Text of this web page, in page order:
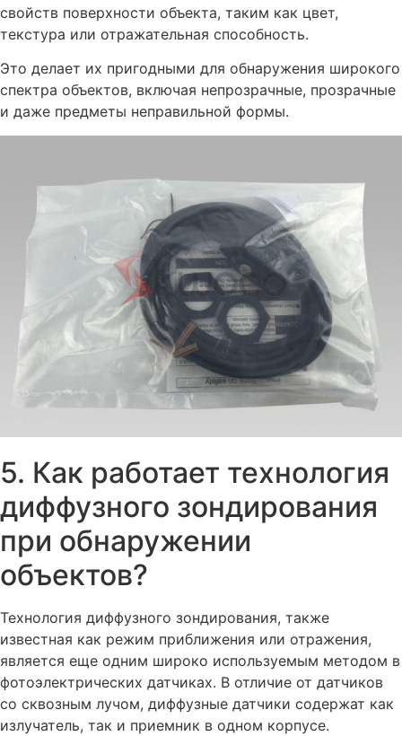
свойств поверхности объекта, таким как цвет,
текстура или отражательная способность.
Это делает их пригодными для обнаружения широкого
спектра объектов, включая непрозрачные, прозрачные
и даже предметы неправильной формы.
5. Как работает технология
диффузного зондирования
при обнаружении
объектов?
Технология диффузного зондирования, также
известная как режим приближения или отражения,
является еще одним широко используемым методом в
фотоэлектрических датчиках. В отличие от датчиков
со сквозным лучом, диффузные датчики содержат как
излучатель, так и приемник в одном корпусе.